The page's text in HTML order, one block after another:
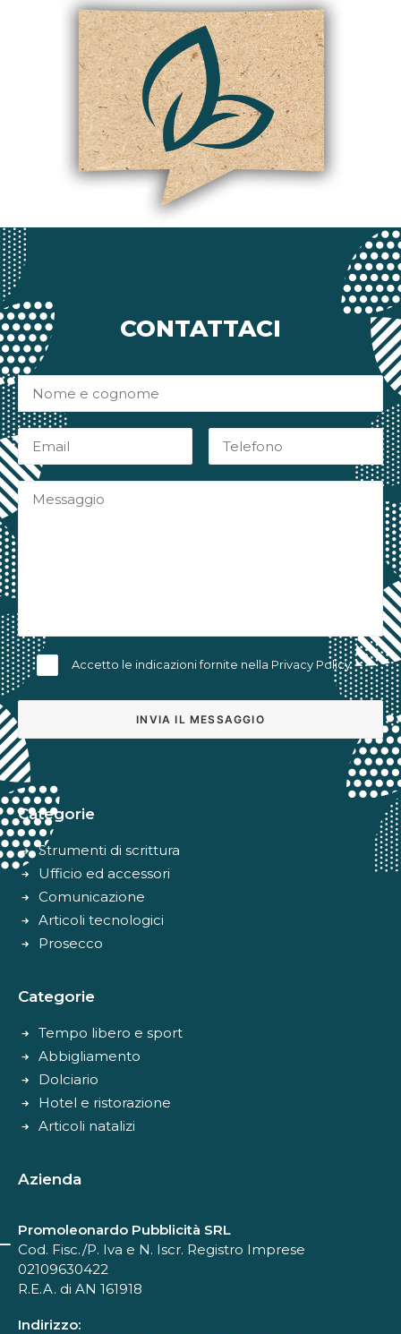
CONTATTACI
Accetto le indicazioni fornite nella Privacy Policy
Categorie
Strumenti di scrittura
Ufficio ed accessori
Comunicazione
Articoli tecnologici
Prosecco
Categorie
Tempo libero e sport
Abbigliamento
Dolciario
Hotel e ristorazione
Articoli natalizi
Azienda
Promoleonardo Pubblicità SRL
Cod. Fisc./P. Iva e N. Iscr. Registro Imprese
02109630422
R.E.A. di AN 161918
Indirizzo: